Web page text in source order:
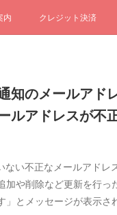
内 クレジット決済
テータス
知のメールアド
ルアドレスが不
ない不正なメールアドレ
加や削除など更新を行っ
」とメッセージが表示さ